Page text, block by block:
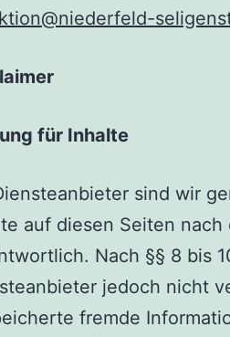
für Inhalte
sind wir
auf diesen Seiten
Nach §§ 8 bis
jedoch nicht
fremde